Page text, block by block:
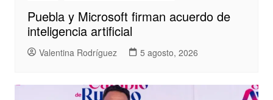
Puebla y Microsoft firman acuerdo de
inteligencia artificial
Valentina Rodríguez 5 agosto, 2026